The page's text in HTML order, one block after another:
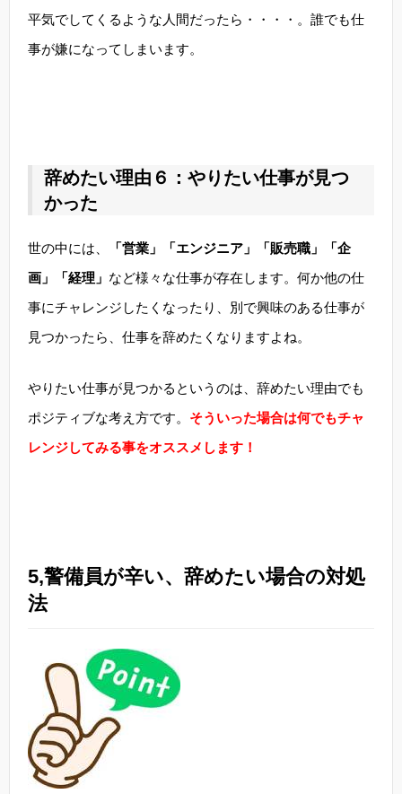
平気でしてくるような人間だったら・・・・。誰でも仕
事が嫌になってしまいます。
辞めたい理由６：やりたい仕事が見つ
かった
世の中には、
「営業」「エンジニア」「販売職」「企
画」「経理」 など様々な仕事が存在します。何か他の仕
事にチャレンジしたくなったり、別で興味のある仕事が
見つかったら、仕事を辞めたくなりますよね。
やりたい仕事が見つかるというのは、辞めたい理由でも
ポジティブな考え方です。 そういった場合は何でもチャ
レンジしてみる事をオススメします！
5,警備員が辛い、辞めたい場合の対処
法